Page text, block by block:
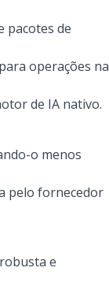
pacotes de
operações na
de IA nativo.
o menos
pelo fornecedor
e